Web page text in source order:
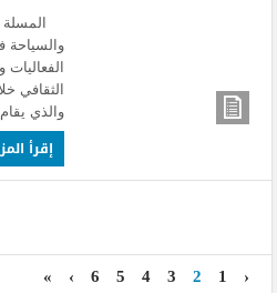
المسلة
الثقافي
والذي
إقرأ
‹
1
2
3
4
5
6
›
»